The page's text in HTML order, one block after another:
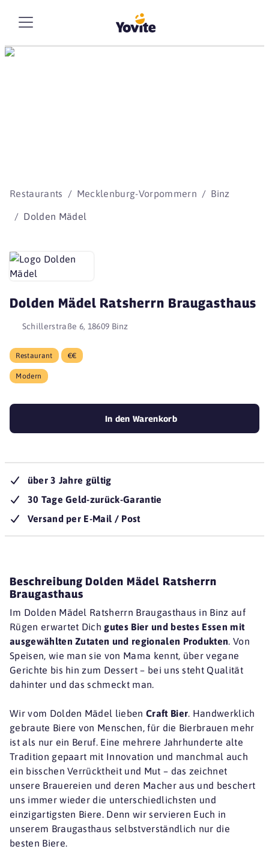
Restaurants Mecklenburg-Vorpommern Binz
Dolden Mädel
Dolden Mädel Ratsherrn Braugasthaus
Schillerstraße 6, 18609 Binz
Restaurant €€
Modern
In den Warenkorb
über 3 Jahre gültig
30 Tage Geld-zurück-Garantie
Versand per E-Mail / Post
Beschreibung Dolden Mädel Ratsherrn
Braugasthaus
Im Dolden Mädel Ratsherrn Braugasthaus in Binz auf
Rügen erwartet Dichgutes Bier und bestes Essen mit
ausgewählten Zutaten und regionalen Produkten. Von
Speisen, wie man sie von Mama kennt, über vegane
Gerichte bis hin zum Dessert – bei uns steht Qualität
dahinter und das schmeckt man.
Wir vom Dolden Mädel lieben Craft Bier. Handwerklich
gebraute Biere von Menschen, für die Bierbrauen mehr
ist als nur ein Beruf. Eine mehrere Jahrhunderte alte
Tradition gepaart mit Innovation und manchmal auch
ein bisschen Verrücktheit und Mut – das zeichnet
unsere Brauereien und deren Macher aus und beschert
uns immer wieder die unterschiedlichsten und
einzigartigsten Biere. Denn wir servieren Euch in
unserem Braugasthaus selbstverständlich nur die
besten Biere.